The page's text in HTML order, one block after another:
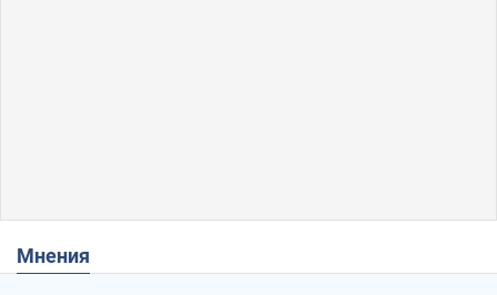
Мнения